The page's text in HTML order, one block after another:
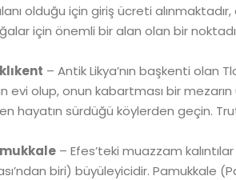
olduğu için giriş ücreti alınmaktadır,
için önemli bir alan olan bir
– Antik Likya’nın başkenti olan
evi olup, onun kabartması bir
hayatın sürdüğü köylerden geçin.
– Efes’teki muazzam
biri) büyüleyicidir. Pamukkale